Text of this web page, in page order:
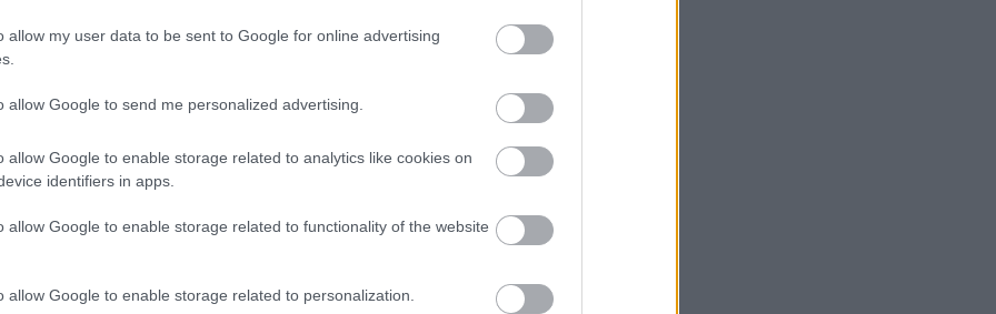
allow my user data to be sent to Google for online advertising
allow Google to send me personalized advertising.
allow Google to enable storage related to analytics like cookies on
identifiers in apps.
allow Google to enable storage related to functionality of the website
allow Google to enable storage related to personalization.
a Ferrari Max
Sergio Perez válthatja Carlos
Sainzot a Williamsnél
kiváló munkát végzett a Ferrarinál,
magasabb költségeket hozott: "A csapat